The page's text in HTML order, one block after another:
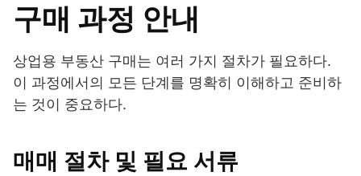
구매 과정 안내
상업용 부동산 구매는 여러 가지 절차가 필요하다.
이 과정에서의 모든 단계를 명확히 이해하고 준비하
는 것이 중요하다.
매매 절차 및 필요 서류